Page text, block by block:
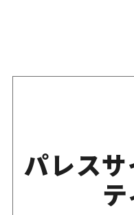
パレス